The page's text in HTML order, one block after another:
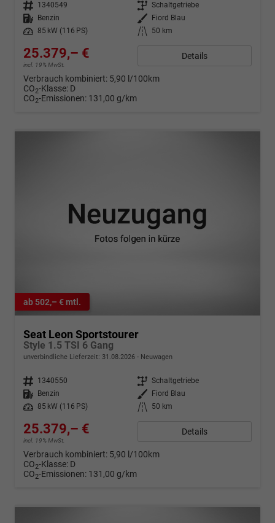
Fahrzeugnr. 1340549 Getriebe Schaltgetriebe
Kraftstoff
Benzin Außenfarbe
Fiord Blau
Leistung
85 kW (116 PS) Kilometerstand 50 km
25.379,– €
incl. 19% MwSt.
Details
Verbrauch kombiniert: 5,90 l/100km
CO2-Klasse: D
CO2-Emissionen: 131,00 g/km
ab 502,– € mtl.
Seat Leon Sportstourer
Style 1.5 TSI 6 Gang
unverbindliche Lieferzeit: 31.08.2026 Neuwagen
Fahrzeugnr. 1340550 Getriebe Schaltgetriebe
Kraftstoff
Benzin Außenfarbe
Fiord Blau
Leistung
85 kW (116 PS) Kilometerstand 50 km
25.379,– €
incl. 19% MwSt.
Details
Verbrauch kombiniert: 5,90 l/100km
CO2-Klasse: D
CO2-Emissionen: 131,00 g/km